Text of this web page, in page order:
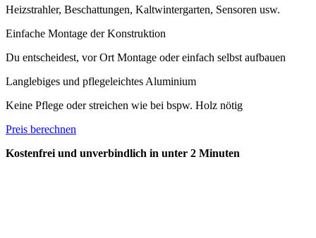
Heizstrahler, Beschattungen, Kaltwintergarten, Sensoren usw.
Einfache Montage der Konstruktion
Du entscheidest, vor Ort Montage oder einfach selbst aufbauen
Langlebiges und pflegeleichtes Aluminium
Keine Pflege oder streichen wie bei bspw. Holz nötig
Preis berechnen
Kostenfrei und unverbindlich in unter 2 Minuten